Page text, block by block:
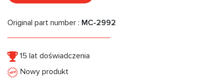
Original part number : MC-2992
15 lat doświadczenia
Nowy produkt